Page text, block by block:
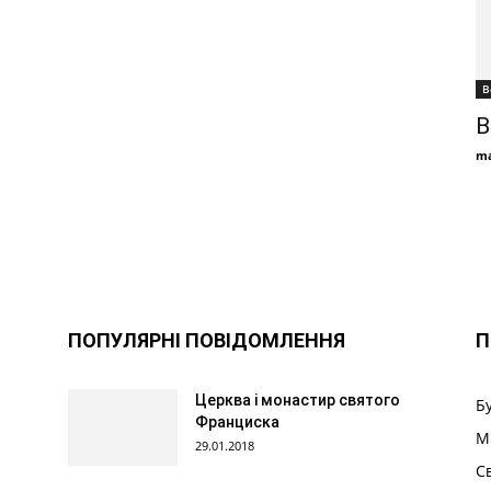
ПОПУЛЯРНІ ПОВІДОМЛЕННЯ
Церква і монастир святого
Франциска
29.01.2018